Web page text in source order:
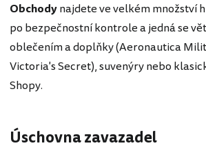
Obchodynajdete ve velkém množství
po bezpečnostní kontrole a jedná se
oblečením a doplňky (Aeronautica
Victoria's Secret), suvenýry nebo
Shopy.
Úschovna zavazadel